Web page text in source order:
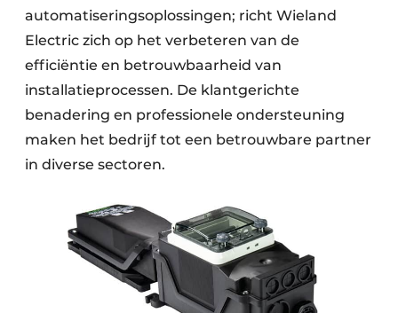
automatiseringsoplossingen; richt Wieland
Electric zich op het verbeteren van de
efficiëntie en betrouwbaarheid van
installatieprocessen. De klantgerichte
benadering en professionele ondersteuning
maken het bedrijf tot een betrouwbare partner
in diverse sectoren.